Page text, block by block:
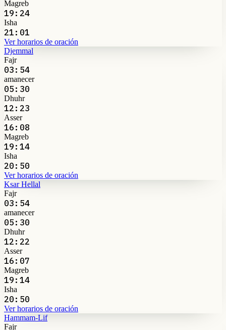
Magreb
19:24
Isha
21:01
Ver horarios de oración
Djemmal
Fajr
03:54
amanecer
05:30
Dhuhr
12:23
Asser
16:08
Magreb
19:14
Isha
20:50
Ver horarios de oración
Ksar Hellal
Fajr
03:54
amanecer
05:30
Dhuhr
12:22
Asser
16:07
Magreb
19:14
Isha
20:50
Ver horarios de oración
Hammam-Lif
Fajr